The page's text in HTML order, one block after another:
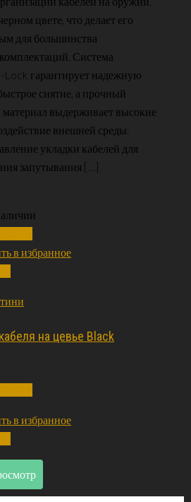
цвете, что делает его
для большинства
Система
Lock гарантирует надежную
снятие, а прочный
выдерживает высокие
внешней среды.
укладки кабелей для
запутывания […]
в избранное
на цевье Black
в избранное